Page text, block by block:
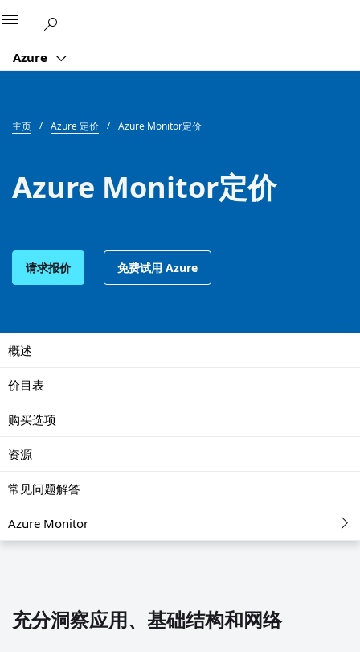
Azure
主页 Azure 定价 Azure Monitor定价
Azure Monitor定价
请求报价 免费试用 Azure
概述
价目表
购买选项
资源
常见问题解答
Azure Monitor
充分洞察应用、基础结构和网络